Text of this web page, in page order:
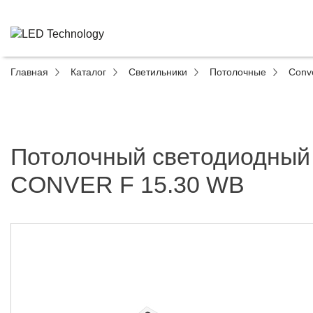
Главная Каталог Светильники Потолочные
Потолочный светодиодный
CONVER F 15.30 WB